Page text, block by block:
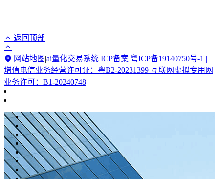
返回顶部
网站地图 |ai量化交易系统 ICP备案 粤ICP备19140750号-1 |
增值电信业务经营许可证：粤B2-20231399 互联网虚拟专用网
业务许可：B1-20240748